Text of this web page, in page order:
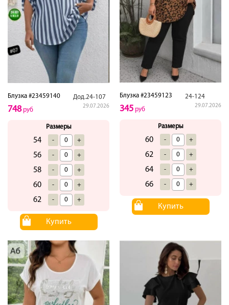
Блузка #23459140 Дод.24-107
29.07.2026
748руб
Размеры
54 - +
56 - +
58 - +
60 - +
62 - +
Купить
Блузка #23459123 24-124
29.07.2026
345 руб
Размеры
60 - +
62 - +
64 - +
66 - +
Купить